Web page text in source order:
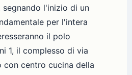
l'inizio di un
per l'intera
il polo
1, il complesso di via
centro cucina della